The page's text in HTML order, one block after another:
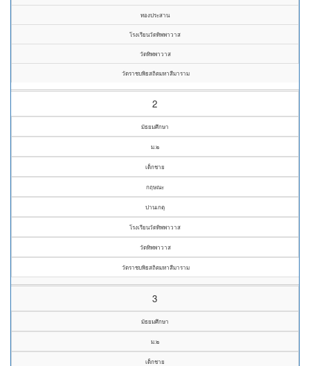
ทองประสาน
โรงเรียนวัดทิพพาวาส
วัดทิพพาวาส
วัดราชบพิธสถิตมหาสีมาราม
2
มัธยมศึกษา
ม.๒
เด็กชาย
กฤษณะ
ปานเกตุ
โรงเรียนวัดทิพพาวาส
วัดทิพพาวาส
วัดราชบพิธสถิตมหาสีมาราม
3
มัธยมศึกษา
ม.๒
เด็กชาย